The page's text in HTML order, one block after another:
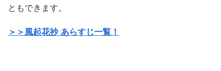
ともできます。
＞＞風起花抄 あらすじ一覧！